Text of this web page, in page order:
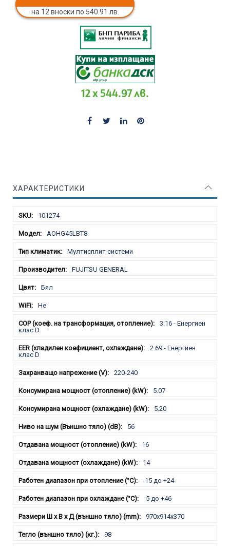
на 12 вноски по 540.91 лв.
12 x 544.97 лв.
ХАРАКТЕРИСТИКИ
101274
AOHG45LBT8
Мултисплит системи
FUJITSU GENERAL
Бял
Не
3.16 - Енергиен
клас D
2.69 - Енергиен
клас D
220-240
5.07
5.20
56
16
14
-15 до +24
-5 до +46
970x914x370
98